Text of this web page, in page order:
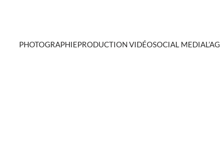
PHOTOGRAPHIEPRODUCTION VIDÉOSOCIAL MEDIA